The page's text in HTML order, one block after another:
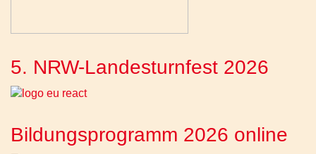
5. NRW-Landesturnfest 2026
Bildungsprogramm 2026 online